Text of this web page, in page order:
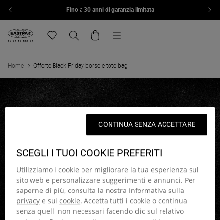
Vai al contenutoFino a 30 anni di garanzia limitata
Eastpak, vai alla home page di eu.eastpak.com
Menu
Home Offerte Black Friday borse e tote bag
OFFERTE BLACK FRIDAY
BORSE E TOTE BAG
Fino al 50% di sconto su una selezione di
modelli
Termini e condizioni
SCEGLI I TUOI COOKIE PREFERITI
Utilizziamo i cookie per migliorare la tua esperienza sul
sito web e personalizzare suggerimenti e annunci. Per
saperne di più, consulta la nostra Informativa sulla
privacy e suicookie. Accetta tutti i cookie o continua
senza quelli non necessari facendo clic sul relativo
CONTINUA SENZA ACCETTARE